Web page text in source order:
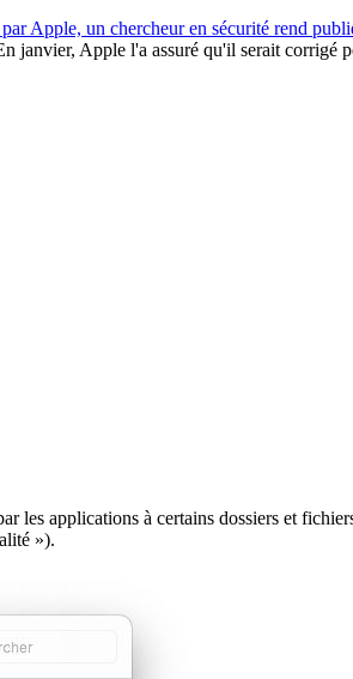
Apple, un chercheur en sécurité rend
Apple l'a assuré qu'il serait corrigé
les applications à certains dossiers et
»).